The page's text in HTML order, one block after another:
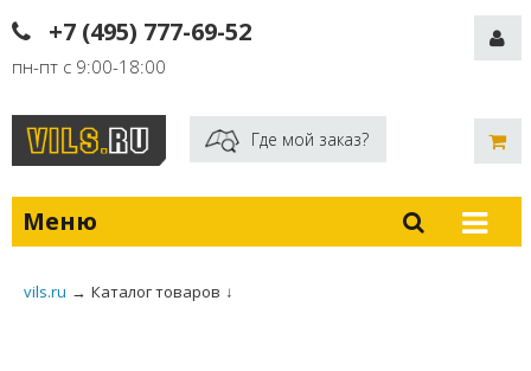
+7 (495) 777-69-52
пн-пт с 9:00-18:00
Где мой заказ?
Меню
vils.ru → Каталог товаров ↓